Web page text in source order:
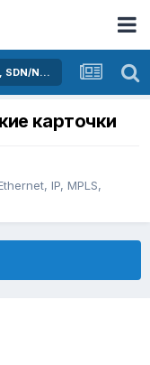
Активное оборудование Ethernet, IP, MPLS, SDN/NFV...
карточки
IP, MPLS,